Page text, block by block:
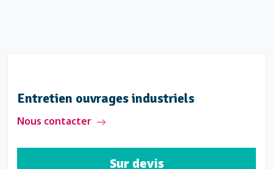
Entretien ouvrages industriels
Nous contacter
Sur devis